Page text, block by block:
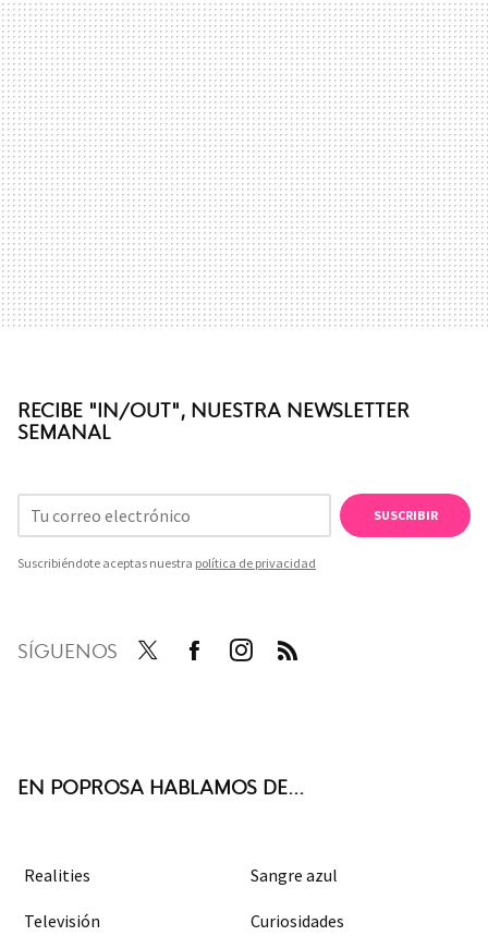
RECIBE "IN/OUT", NUESTRA NEWSLETTER
SEMANAL
SUSCRIBIR
Suscribiéndote aceptas nuestra política de privacidad
SÍGUENOS
EN POPROSA HABLAMOS DE...
Realities Sangre azul
Televisión Curiosidades